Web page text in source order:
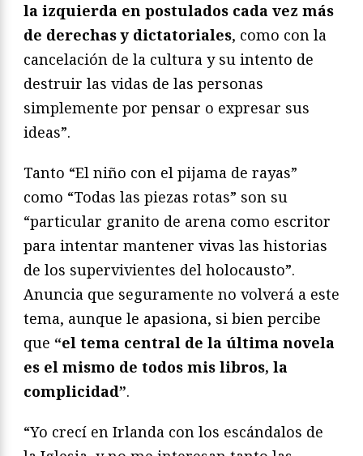
la izquierda en postulados cada vez más
de derechas y dictatoriales, como con la
cancelación de la cultura y su intento de
destruir las vidas de las personas
simplemente por pensar o expresar sus
ideas”.
Tanto “El niño con el pijama de rayas”
como “Todas las piezas rotas” son su
“particular granito de arena como escritor
para intentar mantener vivas las historias
de los supervivientes del holocausto”.
Anuncia que seguramente no volverá a este
tema, aunque le apasiona, si bien percibe
que “el tema central de la última novela
es el mismo de todos mis libros, la
complicidad”.
“Yo crecí en Irlanda con los escándalos de